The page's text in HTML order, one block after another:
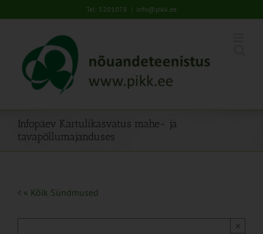
to
Tel: 5201078 | info@pikk.ee
Infopäev Kartulikasvatus mahe- ja
tavapõllumajanduses
« Kõik Sündmused
×